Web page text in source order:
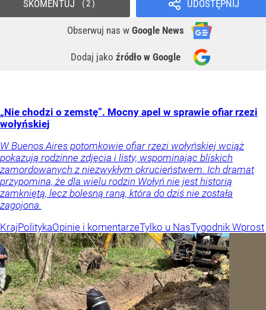
UDOSTĘPNIJ
Obserwuj nas w Google News
Dodaj jako źródło w Google
SKOMENTUJ 2
„Nie chodzi o zemstę”. Mocny apel w sprawie ofiar rzezi
wołyńskiej
W Buenos Aires potomkowie ofiar rzezi wołyńskiej wciąż
pokazują rodzinne zdjęcia i listy, wspominając bliskich
zamordowanych z niezwykłym okrucieństwem. Ich dramat
przypomina, że dla wielu rodzin Wołyń nie jest historią
zamkniętą, lecz bolesną raną, która do dziś nie została
zagojona.
KrajPolitykaOpinie i komentarzeTylko u NasTygodnik Wprost